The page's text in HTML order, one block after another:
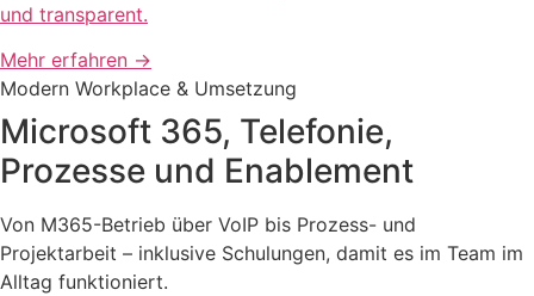
und transparent.
Mehr erfahren →
Modern Workplace & Umsetzung
Microsoft 365, Telefonie,
Prozesse und Enablement
Von M365-Betrieb über VoIP bis Prozess- und
Projektarbeit – inklusive Schulungen, damit es im Team im
Alltag funktioniert.